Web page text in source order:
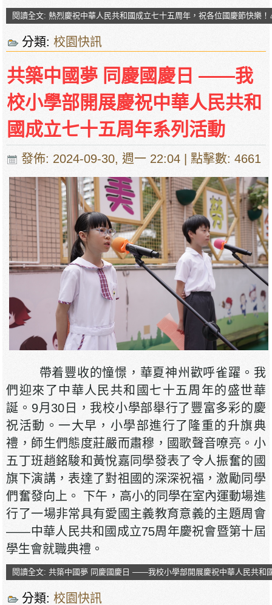
閱讀全文: 熱烈慶祝中華人民共和國成立七十五周年，祝各位國慶節快樂！
分類:校園快訊
共築中國夢 同慶國慶日 ——我
校小學部開展慶祝中華人民共和
國成立七十五周年系列活動
發佈: 2024-09-30, 週一 22:04 | 點擊數: 4661
帶着豐收的憧憬，華夏神州歡呼雀躍。我
們迎來了中華人民共和國七十五周年的盛世華
誕。9月30日，我校小學部舉行了豐富多彩的慶
祝活動。一大早，小學部進行了隆重的升旗典
禮，師生們態度莊嚴而肅穆，國歌聲音嘹亮。小
五丁班趙銘駿和黃悅嘉同學發表了令人振奮的國
旗下演講，表達了對祖國的深深祝福，激勵同學
們奮發向上。 下午，高小的同學在室內運動場進
行了一場非常具有愛國主義教育意義的主題周會
——中華人民共和國成立75周年慶祝會暨第十屆
學生會就職典禮。
閱讀全文: 共築中國夢 同慶國慶日 ——我校小學部開展慶祝中華人民共和
分類:校園快訊